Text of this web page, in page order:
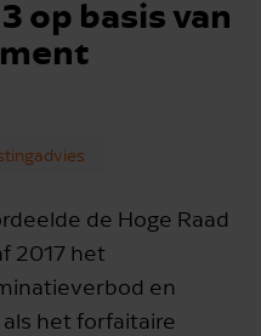
op basis van
de Hoge Raad
2017 het
en
het forfaitaire